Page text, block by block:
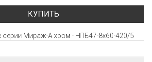
КУПИТЬ
серии Мираж-А хром - НПБ47-8х60-420/5